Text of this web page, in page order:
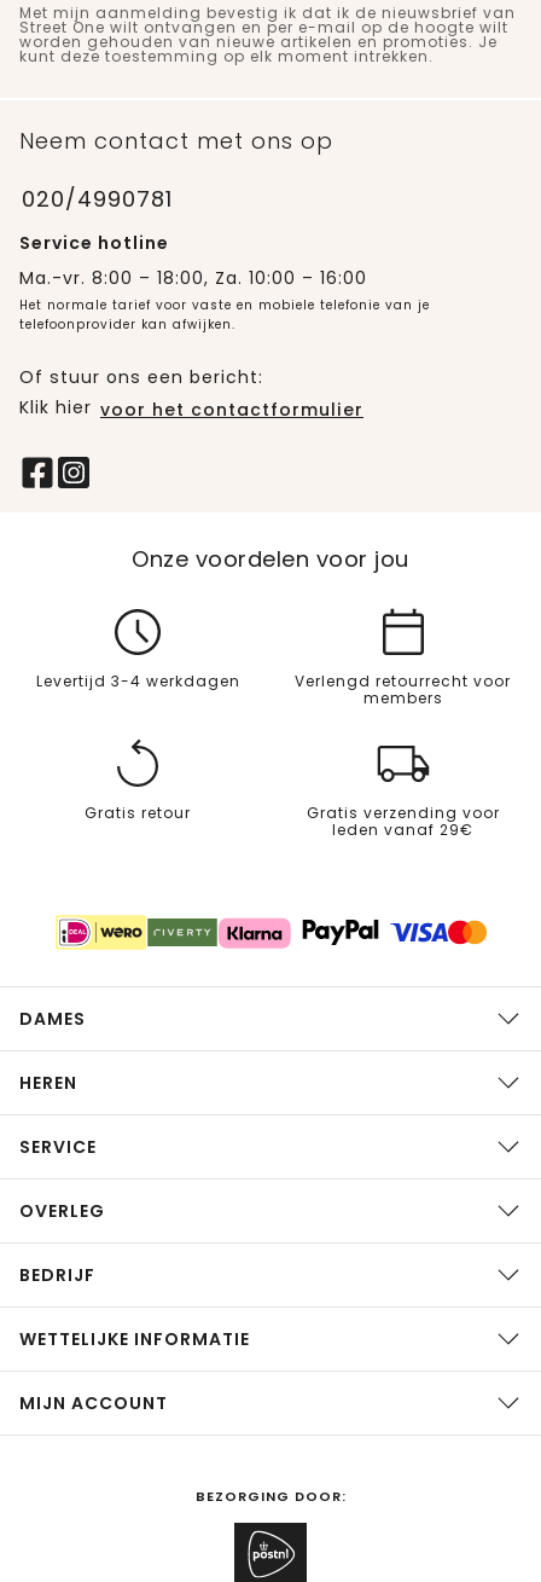
Met mijn aanmelding bevestig ik dat ik de nieuwsbrief van
Street One wilt ontvangen en per e-mail op de hoogte wilt
worden gehouden van nieuwe artikelen en promoties. Je
kunt deze toestemming op elk moment intrekken.
Neem contact met ons op
020/4990781
Service hotline
Ma.-vr. 8:00 – 18:00, Za. 10:00 – 16:00
Het normale tarief voor vaste en mobiele telefonie van je
telefoonprovider kan afwijken.
Of stuur ons een bericht:
Klik hier voor het contactformulier
Onze voordelen voor jou
Levertijd 3-4 werkdagen
Verlengd retourrecht voor
members
Gratis retour
Gratis verzending voor
leden vanaf 29€
DAMES
HEREN
SERVICE
OVERLEG
BEDRIJF
WETTELIJKE INFORMATIE
MIJN ACCOUNT
BEZORGING DOOR: